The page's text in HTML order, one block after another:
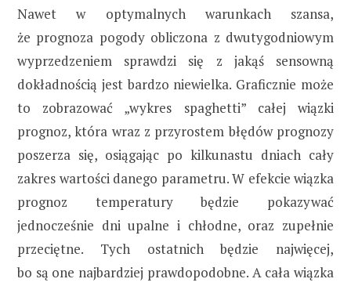
Nawet w optymalnych warunkach szansa,
że prognoza pogody obliczona z dwutygodniowym
wyprzedzeniem sprawdzi się z jakąś sensowną
dokładnością jest bardzo niewielka. Graficznie może
to zobrazować „wykres spaghetti” całej wiązki
prognoz, która wraz z przyrostem błędów prognozy
poszerza się, osiągając po kilkunastu dniach cały
zakres wartości danego parametru. W efekcie wiązka
prognoz temperatury będzie pokazywać
jednocześnie dni upalne i chłodne, oraz zupełnie
przeciętne. Tych ostatnich będzie najwięcej,
bo są one najbardziej prawdopodobne. A cała wiązka